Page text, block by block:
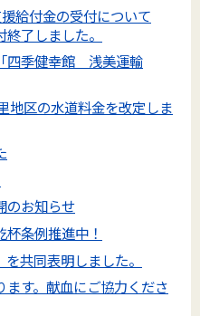
給付金の受付について
了しました。
四季健幸館 浅美運輸
地区の水道料金を改定しま
のお知らせ
条例推進中！
共同表明しました。
ます。献血にご協力くださ